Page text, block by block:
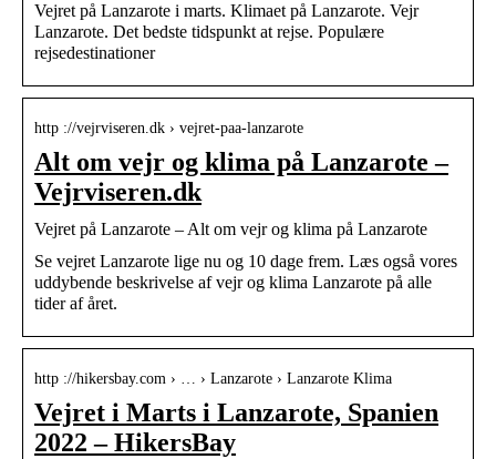
Vejret på Lanzarote i marts. Klimaet på Lanzarote. Vejr
Lanzarote. Det bedste tidspunkt at rejse. Populære
rejsedestinationer
http ://vejrviseren.dk › vejret-paa-lanzarote
Alt om vejr og klima på Lanzarote –
Vejrviseren.dk
Vejret på Lanzarote – Alt om vejr og klima på Lanzarote
Se vejret Lanzarote lige nu og 10 dage frem. Læs også vores
uddybende beskrivelse af vejr og klima Lanzarote på alle
tider af året.
http ://hikersbay.com › … › Lanzarote › Lanzarote Klima
Vejret i Marts i Lanzarote, Spanien
2022 – HikersBay